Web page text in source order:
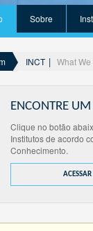
Sobre
INCT What We
ENCONTRE
Clique no botão
Institutos de acordo
Conhecimento.